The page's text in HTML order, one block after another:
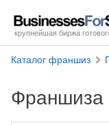
крупнейшая биржа
Каталог франшиз
Франшиза